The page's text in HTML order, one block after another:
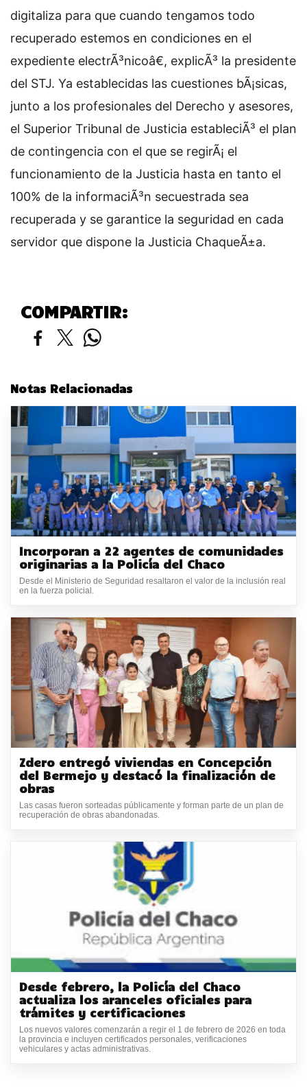
digitaliza para que cuando tengamos todo
recuperado estemos en condiciones en el
expediente electrÃ³nicoâ€, explicÃ³ la presidente
del STJ. Ya establecidas las cuestiones bÃ¡sicas,
junto a los profesionales del Derecho y asesores,
el Superior Tribunal de Justicia estableciÃ³ el plan
de contingencia con el que se regirÃ¡ el
funcionamiento de la Justicia hasta en tanto el
100% de la informaciÃ³n secuestrada sea
recuperada y se garantice la seguridad en cada
servidor que dispone la Justicia ChaqueÃ±a.
COMPARTIR:
Notas Relacionadas
Incorporan a 22 agentes de comunidades
originarias a la Policía del Chaco
Desde el Ministerio de Seguridad resaltaron el valor de la inclusión real
en la fuerza policial.
Zdero entregó viviendas en Concepción
del Bermejo y destacó la finalización de
obras
Las casas fueron sorteadas públicamente y forman parte de un plan de
recuperación de obras abandonadas.
Desde febrero, la Policía del Chaco
actualiza los aranceles oficiales para
trámites y certificaciones
Los nuevos valores comenzarán a regir el 1 de febrero de 2026 en toda
la provincia e incluyen certificados personales, verificaciones
vehiculares y actas administrativas.